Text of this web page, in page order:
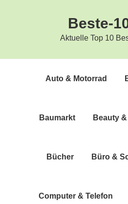
Beste-
Aktuelle Top 10
Auto & Motorrad
Bau­markt Beau­ty
Bücher Büro &
Com­pu­ter & Telefon